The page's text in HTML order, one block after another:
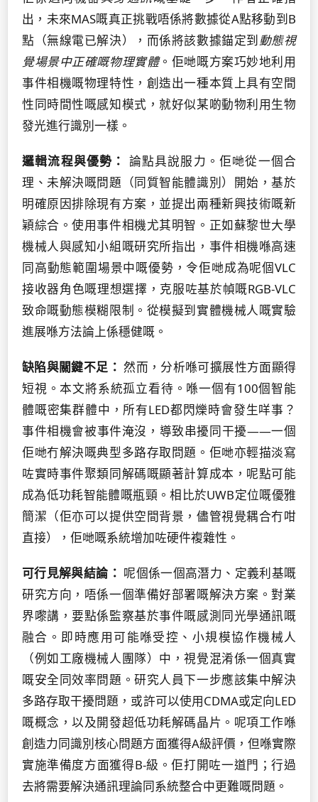
出，未來MAS嘅真正挑戰唔係將數據從A點移動到B
點（無線電已解決），而係將該數據錨定到動態視
覺場景中正確嘅物理實體。佢哋嘅方案巧妙地利用
事件相機嘅物理特性，創造出一種本質上具有空間
性同時間性嘅感知模式，就好似某啲動物利用生物
發光進行識別一樣。
邏輯流程與優勢： 論點具說服力。佢哋從一個合
理、未解決嘅問題（同質智能體識別）開始，基於
明確原因排除現有方案，並提出兩種新興技術嘅新
穎綜合。使用事件相機尤其明智。正如蘇黎世大學
機械人與感知小組嘅研究所指出，事件相機喺高速
同高動態範圍場景中嘅優勢，令佢哋成為呢個VLC
接收器角色嘅理想選擇，克服咗基於幀嘅RGB-VLC
致命嘅動態模糊限制。從模擬到實體機械人嘅實驗
進展喺方法論上係穩健嘅。
缺陷與關鍵不足： 然而，分析喺可擴展性方面顯得
短視。本文將系統孤立看待。喺一個有100個智能
體嘅密集群體中，所有LED都閃爍時會發生咩事？
事件相機會被事件淹沒，導致串擾同干擾——一個
佢哋冇解決嘅典型多路存取問題。佢哋亦輕描淡寫
咗實時事件聚類同解碼嘅顯著計算成本，呢點可能
成為低功耗智能體嘅瓶頸。相比於UWB定位嘅優雅
簡潔（佢亦可以提供空間背景，儘管視覺耦合冇咁
直接），佢哋嘅系統增加咗硬件複雜性。
可行見解與結論： 呢個係一個高潛力、定義利基嘅
研究方向，唔係一個準備好部署嘅解決方案。對業
界嚟講，要點係監察基於事件嘅感測同光學通訊嘅
融合。即時應用可能喺受控、小規模協作機械人
（例如工廠機械人團隊）中，視覺混淆係一個真實
嘅安全同效率問題。研究人員下一步應該集中解決
多路存取干擾問題，或許可以使用CDMA或定向LED
嘅概念，以及開發超低功耗解碼晶片。呢項工作喺
創造力同識別核心問題方面獲得A級評價，但喺實際
實施準備度方面獲得B-級。佢打開咗一道門；行過
去將需要解決通訊理論同系統整合中更難嘅問題。